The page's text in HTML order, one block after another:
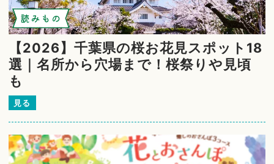
読みもの
【2026】千葉県の桜お花見スポット18
選｜名所から穴場まで！桜祭りや見頃
も
見る